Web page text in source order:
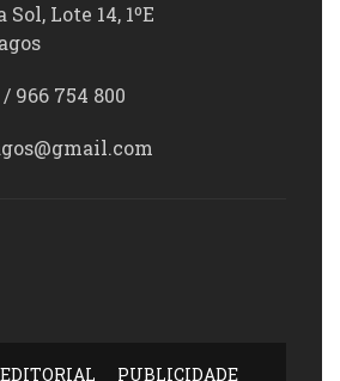
Lote 14, 1ºE
/ 966 754 800
PUBLICIDADE